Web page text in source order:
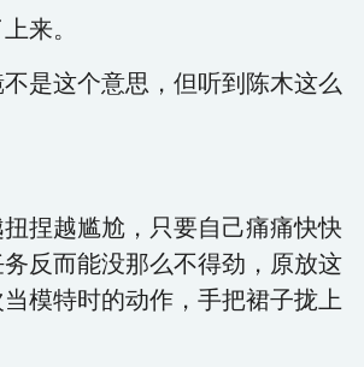
来。
是这个意思，但听到陈木这么
捏越尴尬，只要自己痛痛快快
反而能没那么不得劲，原放这
模特时的动作，手把裙子拢上